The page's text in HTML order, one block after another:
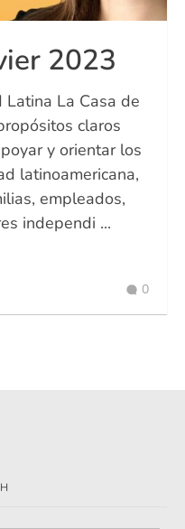
2023
La Casa de
claros
y orientar los
latinoamericana,
empleados,
independi ...
0